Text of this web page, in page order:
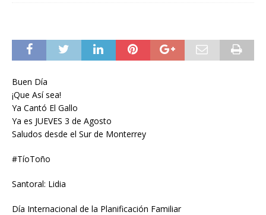
Buen Día
¡Que Así sea!
Ya Cantó El Gallo
Ya es JUEVES 3 de Agosto
Saludos desde el Sur de Monterrey
#TíoToño
Santoral: Lidia
Día Internacional de la Planificación Familiar